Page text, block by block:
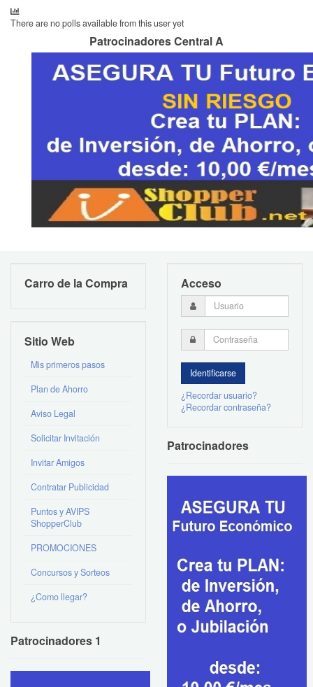
There are no polls available from this user yet
Patrocinadores Central A
Carro de la Compra
Sitio Web
Mis primeros pasos
Plan de Ahorro
Aviso Legal
Solicitar Invitación
Invitar Amigos
Contratar Publicidad
Puntos y AVIPS
ShopperClub
PROMOCIONES
Concursos y Sorteos
¿Como llegar?
Patrocinadores 1
Acceso
¿Recordar usuario?
¿Recordar contraseña?
Patrocinadores